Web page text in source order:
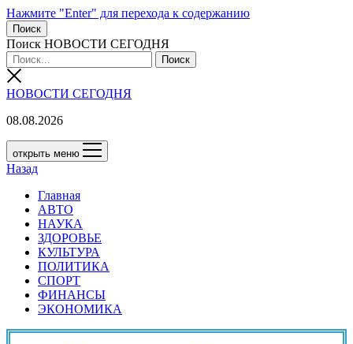
Нажмите "Enter" для перехода к содержанию
Поиск
Поиск НОВОСТИ СЕГОДНЯ
НОВОСТИ СЕГОДНЯ
08.08.2026
открыть меню
Назад
Главная
АВТО
НАУКА
ЗДОРОВЬЕ
КУЛЬТУРА
ПОЛИТИКА
СПОРТ
ФИНАНСЫ
ЭКОНОМИКА